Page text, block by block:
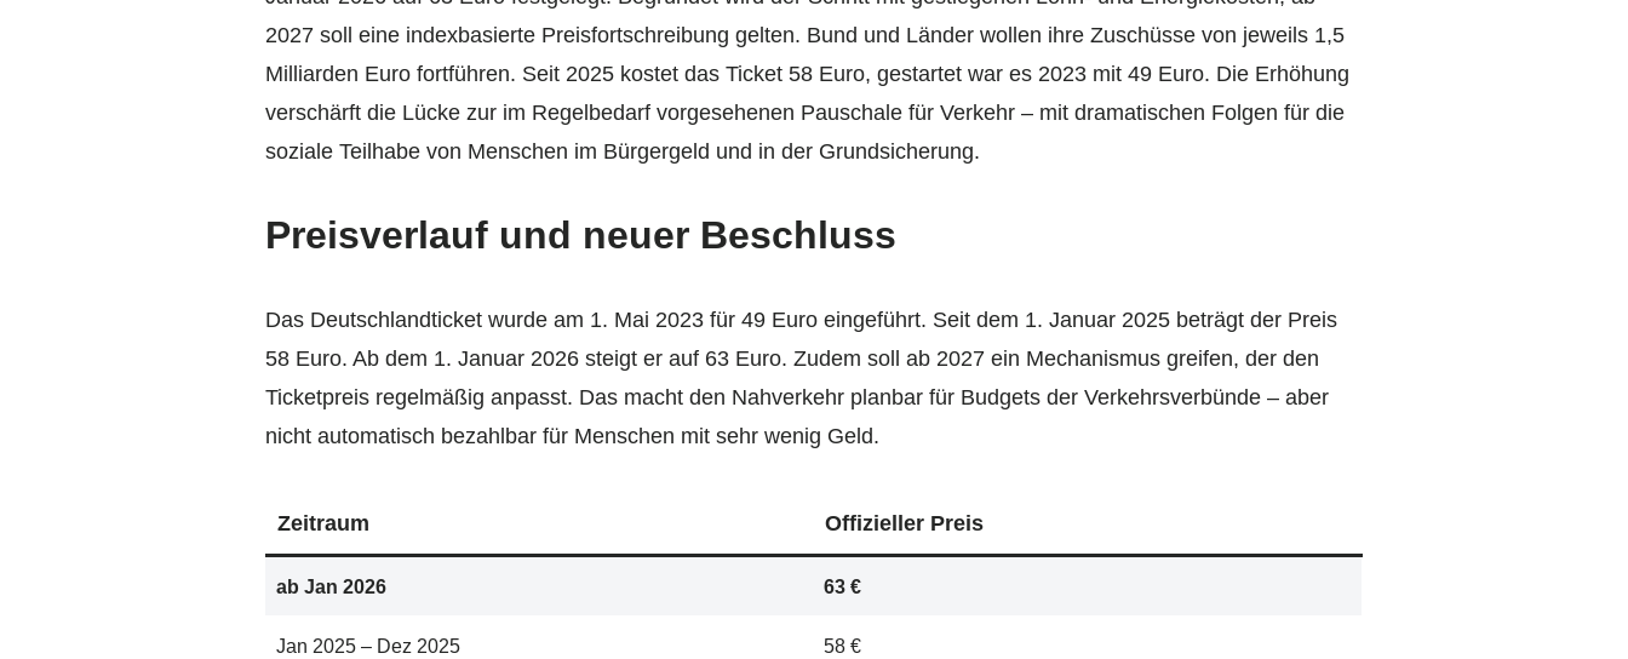
2027 soll eine indexbasierte Preisfortschreibung gelten. Bund und Länder wollen ihre Zuschüsse von jeweils 1,5
Milliarden Euro fortführen. Seit 2025 kostet das Ticket 58 Euro, gestartet war es 2023 mit 49 Euro. Die Erhöhung
verschärft die Lücke zur im Regelbedarf vorgesehenen Pauschale für Verkehr – mit dramatischen Folgen für die
soziale Teilhabe von Menschen im Bürgergeld und in der Grundsicherung.
Preisverlauf und neuer Beschluss
Das Deutschlandticket wurde am 1. Mai 2023 für 49 Euro eingeführt. Seit dem 1. Januar 2025 beträgt der Preis
58 Euro. Ab dem 1. Januar 2026 steigt er auf 63 Euro. Zudem soll ab 2027 ein Mechanismus greifen, der den
Ticketpreis regelmäßig anpasst. Das macht den Nahverkehr planbar für Budgets der Verkehrsverbünde – aber
nicht automatisch bezahlbar für Menschen mit sehr wenig Geld.
Zeitraum Offizieller Preis
ab Jan 2026 63 €
Jan 2025 – Dez 2025 58 €